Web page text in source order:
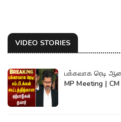
VIDEO STORIES
பக்கவாக ரெடி
MP Meeting |